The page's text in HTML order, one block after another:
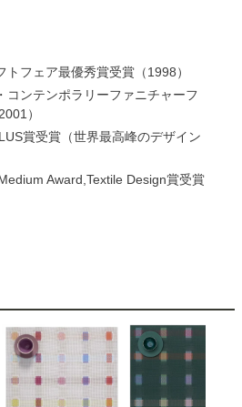
トフェア最優秀賞受賞
1998
コンテンポラリーファニチャーフ
賞受賞（世界最高峰のデザイン
Award,Textile Design賞受賞